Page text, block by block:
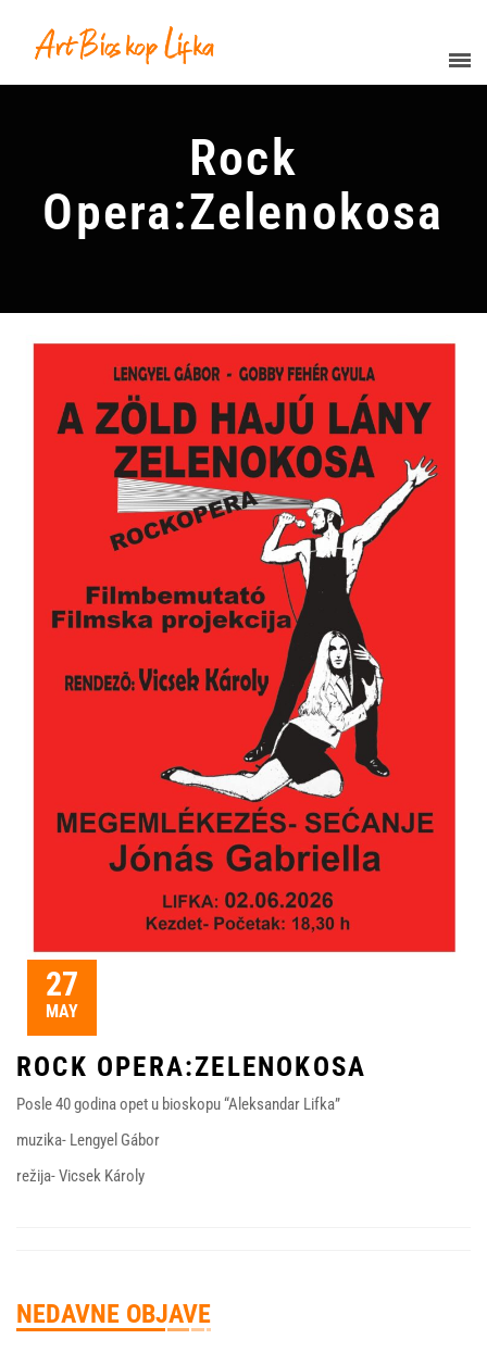
Rock
Opera:Zelenokosa
27
MAY
ROCK OPERA:ZELENOKOSA
Posle 40 godina opet u bioskopu “Aleksandar Lifka”
muzika- Lengyel Gábor
režija- Vicsek Károly
NEDAVNE OBJAVE